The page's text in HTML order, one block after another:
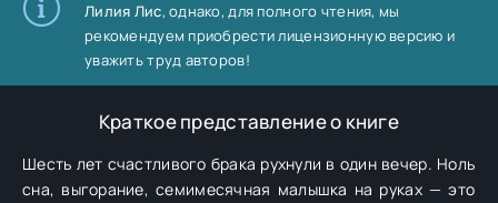
Лилия Лис, однако, для полного чтения, мы
рекомендуем приобрести лицензионную версию и
уважить труд авторов!
Краткое представление о книге
Шесть лет счастливого брака рухнули в один вечер. Ноль
сна, выгорание, семимесячная малышка на руках — это